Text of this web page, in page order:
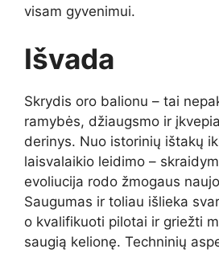
visam gyvenimui.
Išvada
Skrydis oro balionu – tai
ramybės, džiaugsmo ir
derinys. Nuo istorinių ištakų
laisvalaikio leidimo –
evoliucija rodo žmogaus
Saugumas ir toliau išlieka
o kvalifikuoti pilotai ir griežti
saugią kelionę. Techninių